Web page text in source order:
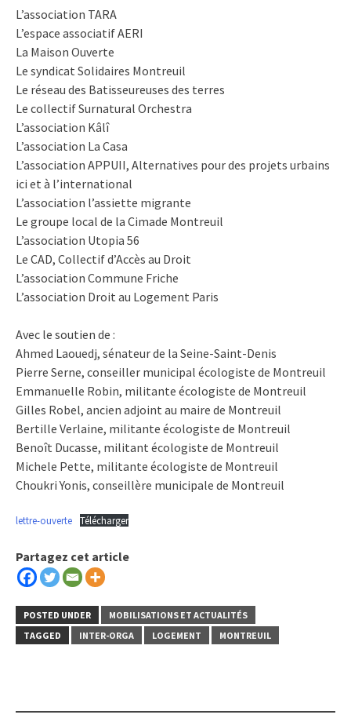
L’association TARA
L’espace associatif AERI
La Maison Ouverte
Le syndicat Solidaires Montreuil
Le réseau des Batisseureuses des terres
Le collectif Surnatural Orchestra
L’association Kâlî
L’association La Casa
L’association APPUII, Alternatives pour des projets urbains
ici et à l’international
L’association l’assiette migrante
Le groupe local de la Cimade Montreuil
L’association Utopia 56
Le CAD, Collectif d’Accès au Droit
L’association Commune Friche
L’association Droit au Logement Paris
Avec le soutien de :
Ahmed Laouedj, sénateur de la Seine-Saint-Denis
Pierre Serne, conseiller municipal écologiste de Montreuil
Emmanuelle Robin, militante écologiste de Montreuil
Gilles Robel, ancien adjoint au maire de Montreuil
Bertille Verlaine, militante écologiste de Montreuil
Benoît Ducasse, militant écologiste de Montreuil
Michele Pette, militante écologiste de Montreuil
Choukri Yonis, conseillère municipale de Montreuil
lettre-ouverte Télécharger
Partagez cet article
POSTED UNDER
MOBILISATIONS ET ACTUALITÉS
TAGGED
INTER-ORGA LOGEMENT MONTREUIL